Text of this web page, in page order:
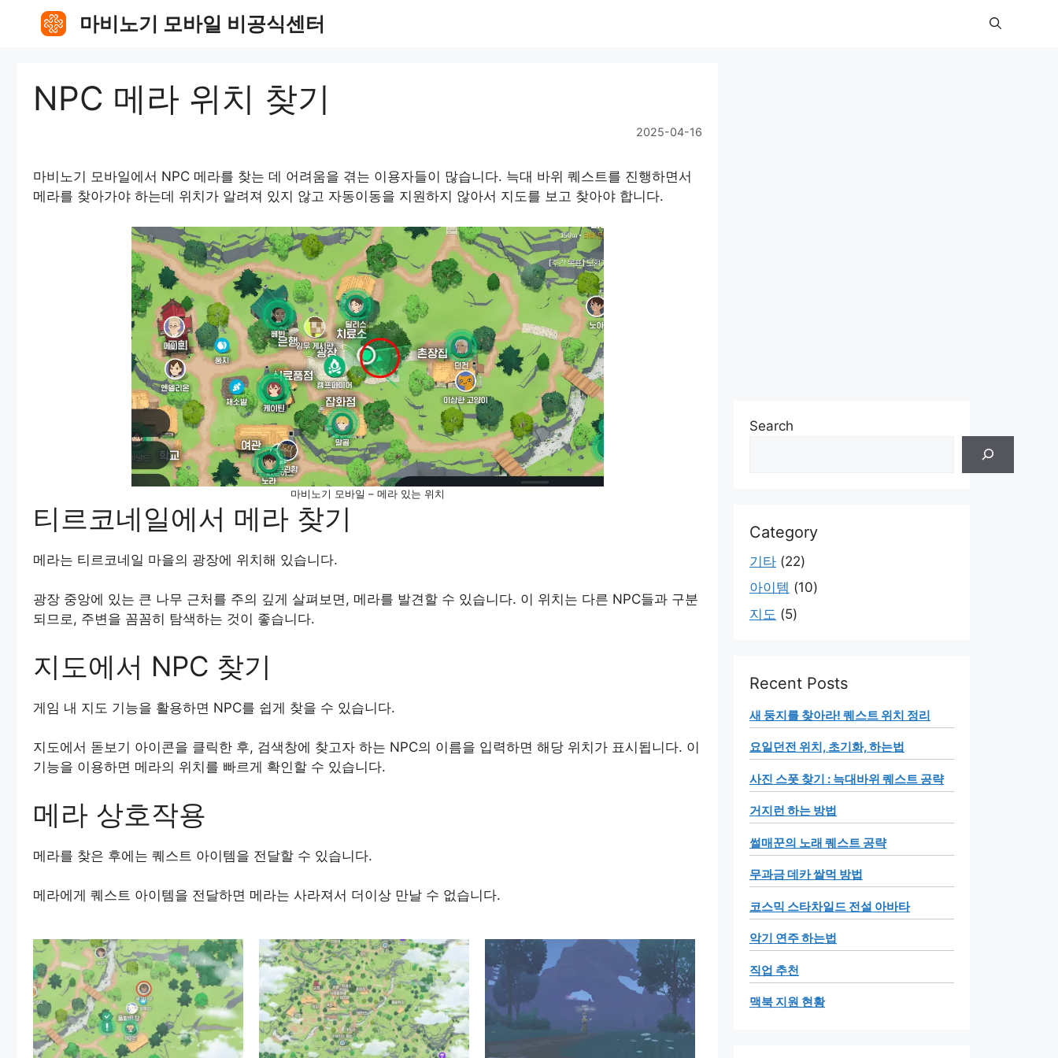
마비노기 모바일 비공식센터
NPC 메라 위치 찾기
2025-04-16
마비노기 모바일에서 NPC 메라를 찾는 데 어려움을 겪는 이용자들이 많습니다. 늑대 바위 퀘스트를 진행하면서
메라를 찾아가야 하는데 위치가 알려져 있지 않고 자동이동을 지원하지 않아서 지도를 보고 찾아야 합니다.
마비노기 모바일 – 메라 있는 위치
티르코네일에서 메라 찾기
메라는 티르코네일 마을의 광장에 위치해 있습니다.
광장 중앙에 있는 큰 나무 근처를 주의 깊게 살펴보면, 메라를 발견할 수 있습니다. 이 위치는 다른 NPC들과 구분
되므로, 주변을 꼼꼼히 탐색하는 것이 좋습니다.
지도에서 NPC 찾기
게임 내 지도 기능을 활용하면 NPC를 쉽게 찾을 수 있습니다.
지도에서 돋보기 아이콘을 클릭한 후, 검색창에 찾고자 하는 NPC의 이름을 입력하면 해당 위치가 표시됩니다. 이
기능을 이용하면 메라의 위치를 빠르게 확인할 수 있습니다.
메라 상호작용
메라를 찾은 후에는 퀘스트 아이템을 전달할 수 있습니다.
메라에게 퀘스트 아이템을 전달하면 메라는 사라져서 더이상 만날 수 없습니다.
Search
Category
기타 (22)
아이템 (10)
지도 (5)
Recent Posts
새 둥지를 찾아라! 퀘스트 위치 정리
요일던전 위치, 초기화, 하는법
사진 스폿 찾기 : 늑대바위 퀘스트 공략
거지런 하는 방법
썰매꾼의 노래 퀘스트 공략
무과금 데카 쌀먹 방법
코스믹 스타차일드 전설 아바타
악기 연주 하는법
직업 추천
맥북 지원 현황